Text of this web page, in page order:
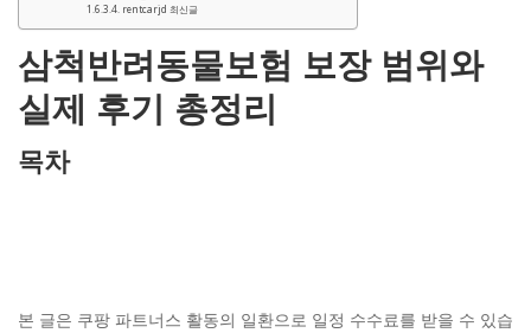
rentcarjd 최신글
삼척반려동물보험 보장 범위와
실제 후기 총정리
목차
본 글은 쿠팡 파트너스 활동의 일환으로 일정 수수료를 받을 수 있습